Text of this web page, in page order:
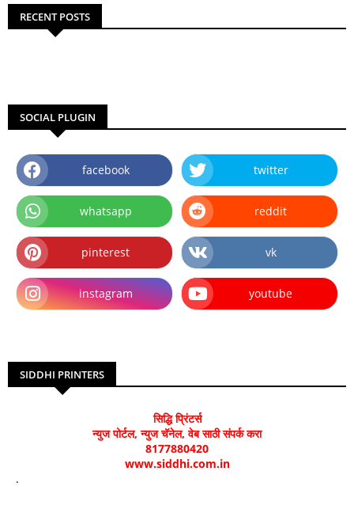
RECENT POSTS
SOCIAL PLUGIN
facebook twitter
whatsapp reddit
pinterest vk
instagram youtube
SIDDHI PRINTERS
सिद्धि प्रिंटर्स
न्युज पोर्टल, न्युज चॅनेल, वेब साठी संपर्क करा
8177880420
www.siddhi.com.in
.